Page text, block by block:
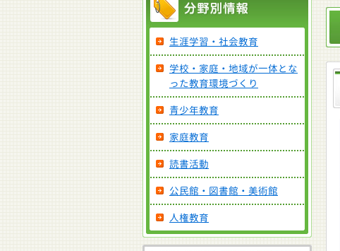
生涯学習・社会教育
学校・家庭・地域が一体とな
った教育環境づくり
青少年教育
家庭教育
読書活動
公民館・図書館・美術館
人権教育